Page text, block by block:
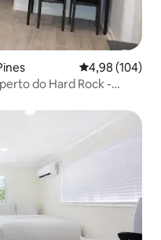
4,98 de uma
4,98 (104)
do Hard Rock -